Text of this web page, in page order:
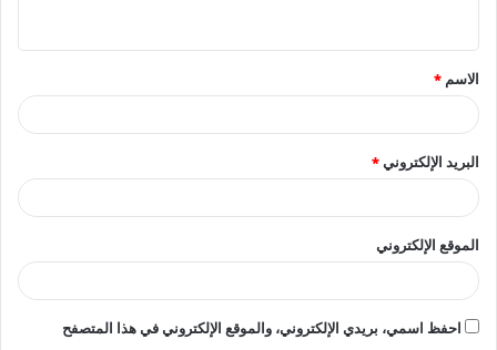
ق
*
الاسم *
البريد الإلكتروني*
الموقع الإلكتروني
احفظ اسمي، بريدي الإلكتروني، والموقع الإلكتروني في هذا المتصفح